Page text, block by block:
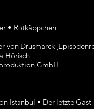
• Rotkäppchen
von Drüsmarck
Hörisch
GmbH
Istanbul • Der letzte Gast